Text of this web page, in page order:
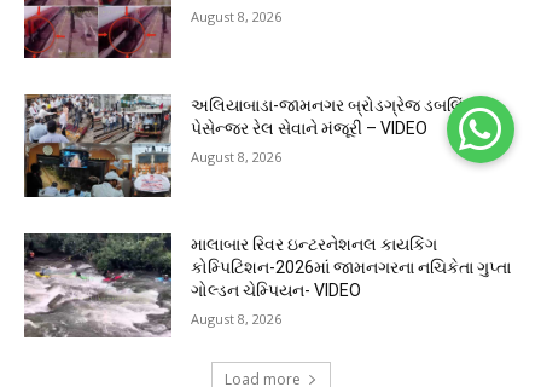
August 8, 2026
અલિયાબાડા-જામનગર બ્રોડગ્રેજ ડબલિંગ
પેસેન્જર રેલ સેવાને મંજૂરી – VIDEO
August 8, 2026
માલાબાર રિવર ઇન્ટરનેશનલ કાયકિંગ
કોમ્પિટિશન-2026માં જામનગરના નચિકેતા ગુપ્તા
ગોલ્ડન ચેમ્પિયન- VIDEO
August 8, 2026
Load more